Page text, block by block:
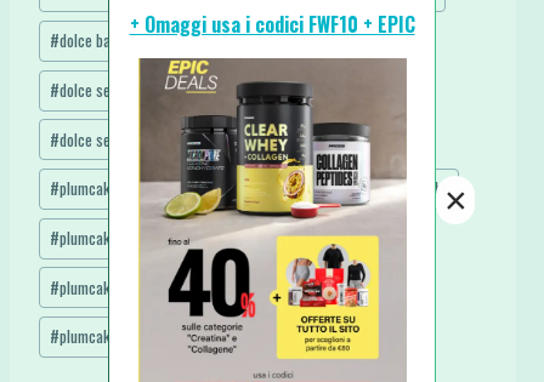
#dolce banana #dolce con noci #dolce proteico
#dolce senza burro #dolce senza glutine
#dolce senza uova #dolce senza zucchero
#plumcake banana #plumcake con noci #plumcake light
#plumcake proteico #plumcake senza glutine
#plumcake senza uova plumcake senza zucchero
#plumcake vegan
+ Omaggi usa i codici FWF10 + EPIC
×